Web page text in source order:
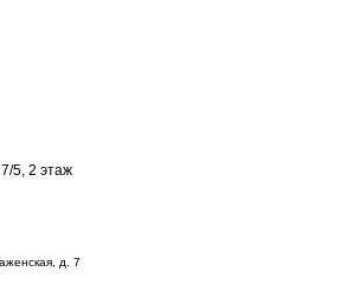
5, 2 этаж
д. 7